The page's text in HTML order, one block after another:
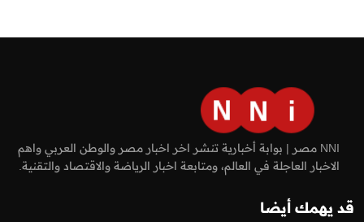
NNI مصر | بوابة أخبارية تنشر اخر اخبار مصر والوطن العربي واهم
الاخبار العاجلة في العالم، ومتابعة اخبار الرياضة والاقتصاد والتقنية.
قد يهمك أيضا